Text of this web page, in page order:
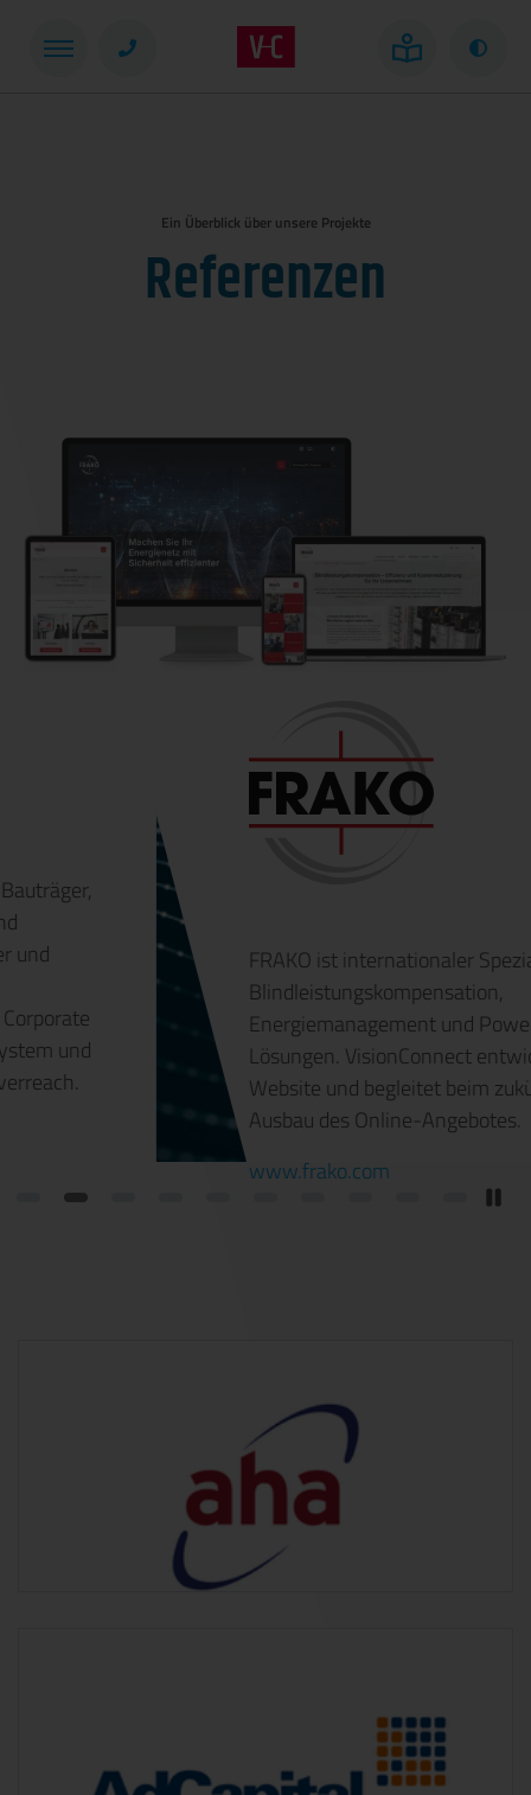
Ein Überblick über unsere Projekte
Referenzen
FRAKO ist internationaler Spezialist für
Blindleistungskompensation,
Energiemanagement und Power-Quality-
Lösungen. VisionConnect entwickelt die
Website und begleitet beim zukünftigen
Ausbau des Online-Angebotes.
www.frako.com